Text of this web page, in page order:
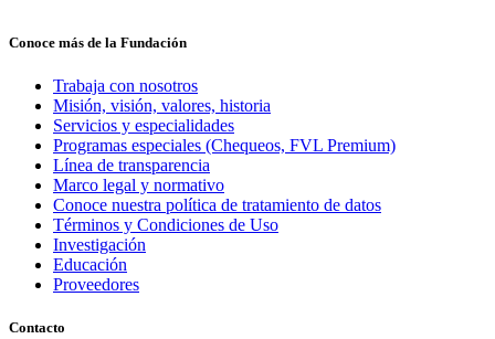
Conoce más de la Fundación
Trabaja con nosotros
Misión, visión, valores, historia
Servicios y especialidades
Programas especiales (Chequeos, FVL Premium)
Línea de transparencia
Marco legal y normativo
Conoce nuestra política de tratamiento de datos
Términos y Condiciones de Uso
Investigación
Educación
Proveedores
Contacto